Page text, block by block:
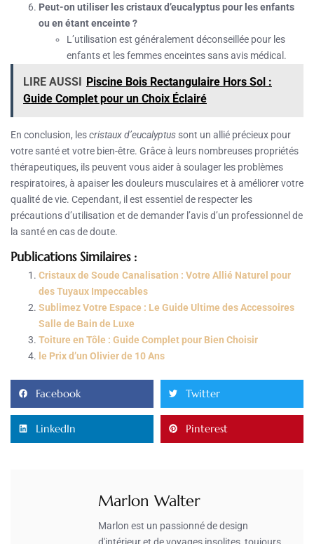
Peut-on utiliser les cristaux d’eucalyptus pour les enfants
ou en étant enceinte ?
L’utilisation est généralement déconseillée pour les
enfants et les femmes enceintes sans avis médical.
LIRE AUSSI Piscine Bois Rectangulaire Hors Sol :
Guide Complet pour un Choix Éclairé
En conclusion, lescristaux d’eucalyptus sont un allié précieux pour
votre santé et votre bien-être. Grâce à leurs nombreuses propriétés
thérapeutiques, ils peuvent vous aider à soulager les problèmes
respiratoires, à apaiser les douleurs musculaires et à améliorer votre
qualité de vie. Cependant, il est essentiel de respecter les
précautions d’utilisation et de demander l’avis d’un professionnel de
la santé en cas de doute.
Publications Similaires :
Cristaux de Soude Canalisation : Votre Allié Naturel pour
des Tuyaux Impeccables
Sublimez Votre Espace : Le Guide Ultime des Accessoires
Salle de Bain de Luxe
Toiture en Tôle : Guide Complet pour Bien Choisir
le Prix d’un Olivier de 10 Ans
Facebook Twitter
LinkedIn Pinterest
Marlon Walter
Marlon est un passionné de design
d'intérieur et de voyages insolites, toujours